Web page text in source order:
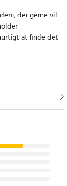
der gerne vil
at finde det
eller lad der
Det kompakte
at tilpasse til